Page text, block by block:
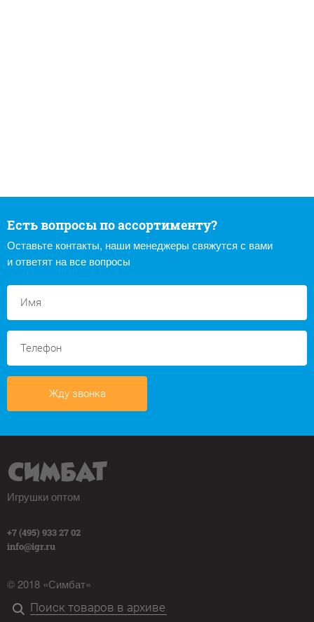
Есть вопросы по ассортименту?
Оставьте контакты, наши менеджеры свяжутся с вами
и ответят на все вопросы
Жду звонка
Игрушки оптом
+7 (495) 933 27 02
info@igr.ru
© 2018 «Симбат»